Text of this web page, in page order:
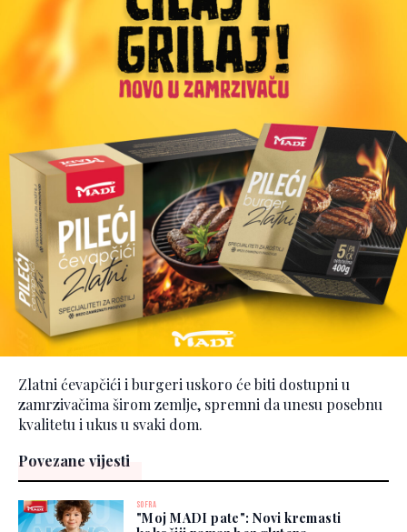
Zlatni ćevapčići i burgeri uskoro će biti dostupni u
zamrzivačima širom zemlje, spremni da unesu posebnu
kvalitetu i ukus u svaki dom.
Povezane vijesti
SOFRA
"Moj MADI pate": Novi kremasti